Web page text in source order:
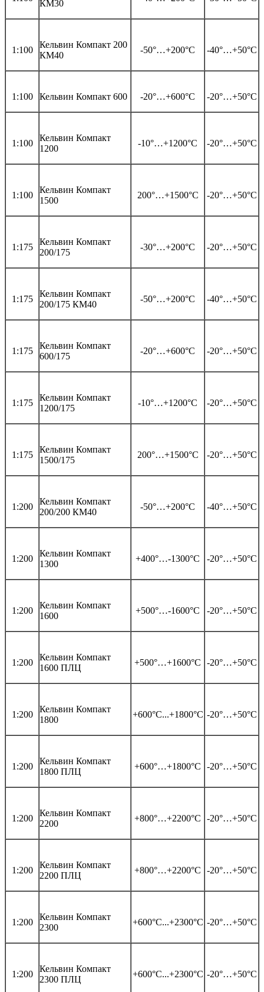
КМ30
1:100
Кельвин Компакт 200
КМ40
-50°…+200°С -40°…+50°С
1:100 Кельвин Компакт 600 -20°…+600°С -20°…+50°С
1:100
Кельвин Компакт
1200
-10°…+1200°С -20°…+50°С
1:100
Кельвин Компакт
1500
200°…+1500°С -20°…+50°С
1:175
Кельвин Компакт
200/175
-30°…+200°С -20°…+50°С
1:175
Кельвин Компакт
200/175 КМ40
-50°…+200°С -40°…+50°С
1:175
Кельвин Компакт
600/175
-20°…+600°С -20°…+50°С
1:175
Кельвин Компакт
1200/175
-10°…+1200°С -20°…+50°С
1:175
Кельвин Компакт
1500/175
200°…+1500°С -20°…+50°С
1:200
Кельвин Компакт
200/200 КМ40
-50°…+200°С -40°…+50°С
1:200
Кельвин Компакт
1300
+400°…-1300°С -20°…+50°С
1:200
Кельвин Компакт
1600
+500°…-1600°С -20°…+50°С
1:200
Кельвин Компакт
1600 ПЛЦ
+500°…+1600°С -20°…+50°С
1:200
Кельвин Компакт
1800
+600°С...+1800°С -20°…+50°С
1:200
Кельвин Компакт
1800 ПЛЦ
+600°…+1800°С -20°…+50°С
1:200
Кельвин Компакт
2200
+800°…+2200°С -20°…+50°С
1:200
Кельвин Компакт
2200 ПЛЦ
+800°…+2200°С -20°…+50°С
1:200
Кельвин Компакт
2300
+600°С...+2300°С -20°…+50°С
1:200
Кельвин Компакт
2300 ПЛЦ
+600°С...+2300°С -20°…+50°С